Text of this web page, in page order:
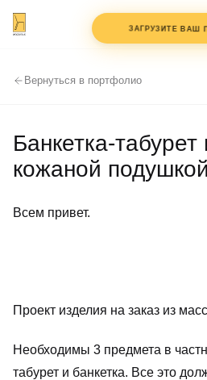
ЗАГРУЗИТЕ ВАШ
перетащите
КОММЕНТАРИЙ
ТЕЛЕФОН
СОГЛАСЕН С
+7 (495) 147-
Вернуться в портфолио
Банкетка-
кожаной подушкой
Всем привет.
Проект изделия на заказ из
Необходимы 3 предмета в
табурет и банкетка. Все это